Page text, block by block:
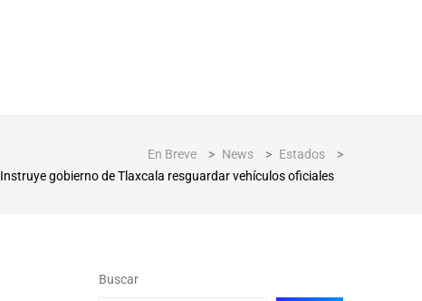
En Breve > News > Estados
>
Instruye gobierno de Tlaxcala resguardar vehículos oficiales
Buscar